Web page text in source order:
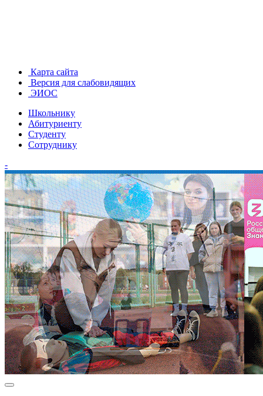
Карта сайта
Версия для слабовидящих
ЭИОС
Школьнику
Абитуриенту
Студенту
Сотруднику
-